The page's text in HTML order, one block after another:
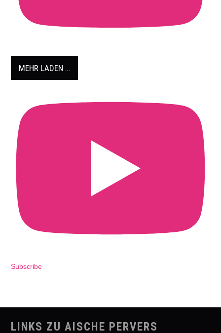
MEHR LADEN …
Subscribe
LINKS ZU AISCHE PERVERS